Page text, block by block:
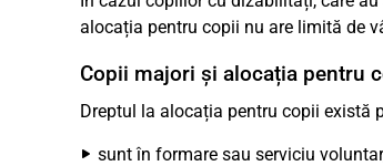
alocația pentru copii nu are limită de
Copii majori și alocația pentru
Dreptul la alocația pentru copii există
sunt în formare sau serviciu